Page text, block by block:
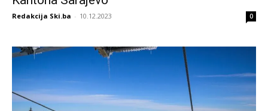
Redakcija Ski.ba - 10.12.2023 0